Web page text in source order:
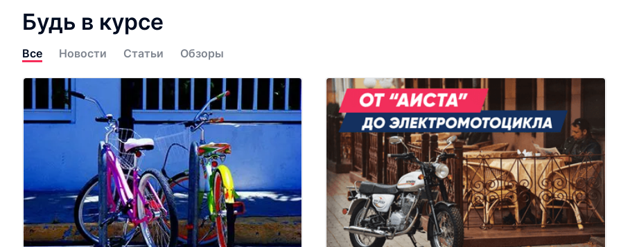
Будь в курсе
Все Новости Статьи Обзоры